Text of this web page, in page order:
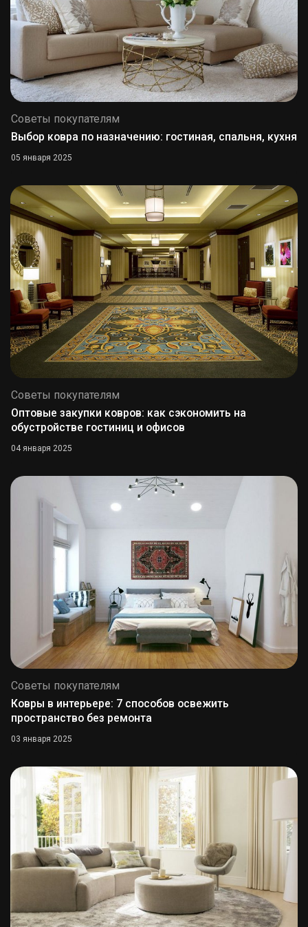
Советы покупателям
05 января 2025
Выбор ковра по назначению: гостиная, спальня, кухня
Советы покупателям
04 января 2025
Оптовые закупки ковров: как сэкономить на
обустройстве гостиниц и офисов
Советы покупателям
03 января 2025
Ковры в интерьере: 7 способов освежить
пространство без ремонта